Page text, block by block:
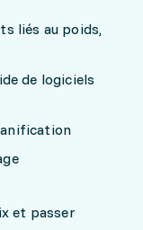
liés au poids,
de logiciels
et passer